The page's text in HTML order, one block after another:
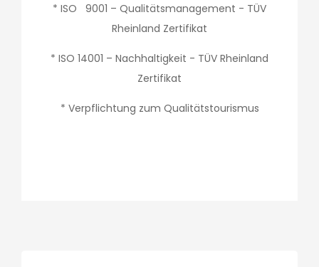
* ISO 9001 – Qualitätsmanagement - TÜV
Rheinland Zertifikat
* ISO 14001 – Nachhaltigkeit - TÜV Rheinland
Zertifikat
* Verpflichtung zum Qualitätstourismus